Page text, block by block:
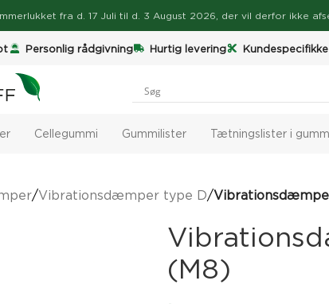
fra d. 17 Juli til d. 3 August 2026, der vil derfor ikke
Personlig rådgivning Hurtig levering
Cellegummi Gummilister Tætningslister i
/ Vibrationsdæmper type D/
(M8)